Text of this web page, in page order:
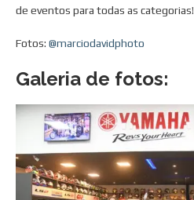
de eventos para todas as categorias!
Fotos: @marciodavidphoto
Galeria de fotos: